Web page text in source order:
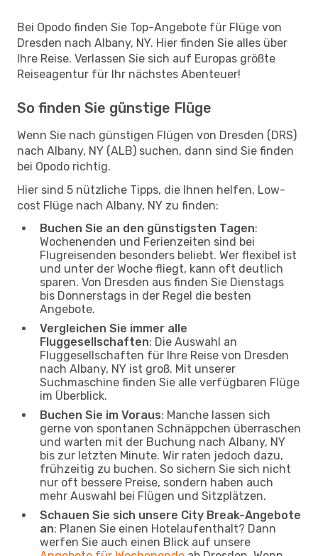
Bei Opodo finden Sie Top-Angebote für Flüge von
Dresden nach Albany, NY. Hier finden Sie alles über
Ihre Reise. Verlassen Sie sich auf Europas größte
Reiseagentur für Ihr nächstes Abenteuer!
So finden Sie günstige Flüge
Wenn Sie nach günstigen Flügen von Dresden (DRS)
nach Albany, NY (ALB) suchen, dann sind Sie finden
bei Opodo richtig.
Hier sind 5 nützliche Tipps, die Ihnen helfen, Low-
cost Flüge nach Albany, NY zu finden:
Buchen Sie an den günstigsten Tagen:
Wochenenden und Ferienzeiten sind bei
Flugreisenden besonders beliebt. Wer flexibel ist
und unter der Woche fliegt, kann oft deutlich
sparen. Von Dresden aus finden Sie Dienstags
bis Donnerstags in der Regel die besten
Angebote.
Vergleichen Sie immer alle
Fluggesellschaften: Die Auswahl an
Fluggesellschaften für Ihre Reise von Dresden
nach Albany, NY ist groß. Mit unserer
Suchmaschine finden Sie alle verfügbaren Flüge
im Überblick.
Buchen Sie im Voraus: Manche lassen sich
gerne von spontanen Schnäppchen überraschen
und warten mit der Buchung nach Albany, NY
bis zur letzten Minute. Wir raten jedoch dazu,
frühzeitig zu buchen. So sichern Sie sich nicht
nur oft bessere Preise, sondern haben auch
mehr Auswahl bei Flügen und Sitzplätzen.
Schauen Sie sich unsere City Break-Angebote
an: Planen Sie einen Hotelaufenthalt? Dann
werfen Sie auch einen Blick auf unsere